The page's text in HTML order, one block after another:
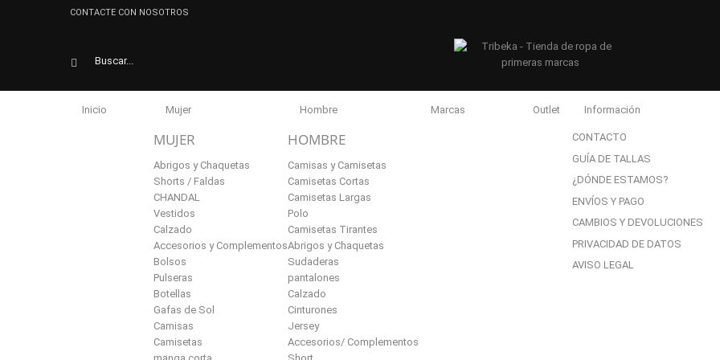
CONTACTE CON NOSOTROS
Inicio Mujer
MUJER
Abrigos y Chaquetas
Shorts / Faldas
CHANDAL
Vestidos
Calzado
Accesorios y Complementos
Bolsos
Pulseras
Botellas
Gafas de Sol
Camisas
Camisetas
manga corta
Hombre
HOMBRE
Camisas y Camisetas
Camisetas Cortas
Camisetas Largas
Polo
Camisetas Tirantes
Abrigos y Chaquetas
Sudaderas
pantalones
Calzado
Cinturones
Jersey
Accesorios/ Complementos
Short
Marcas Outlet Información
CONTACTO
GUÍA DE TALLAS
¿DÓNDE ESTAMOS?
ENVÍOS Y PAGO
CAMBIOS Y DEVOLUCIONES
PRIVACIDAD DE DATOS
AVISO LEGAL